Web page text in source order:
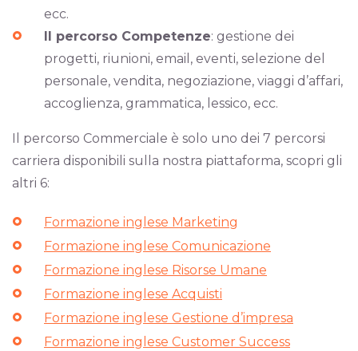
ecc.
Il percorso Competenze: gestione dei
progetti, riunioni, email, eventi, selezione del
personale, vendita, negoziazione, viaggi d’affari,
accoglienza, grammatica, lessico, ecc.
Il percorso Commerciale è solo uno dei 7 percorsi
carriera disponibili sulla nostra piattaforma, scopri gli
altri 6:
Formazione inglese Marketing
Formazione inglese Comunicazione
Formazione inglese Risorse Umane
Formazione inglese Acquisti
Formazione inglese Gestione d’impresa
Formazione inglese Customer Success